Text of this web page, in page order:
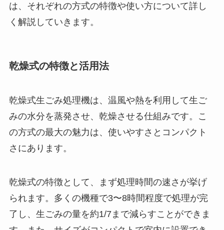
は、それぞれの方式の特徴や使い方について詳し
く解説していきます。
乾燥式の特徴と活用法
乾燥式生ごみ処理機は、温風や熱を利用して生ご
みの水分を蒸発させ、乾燥させる仕組みです。こ
の方式の最大の魅力は、使いやすさとコンパクト
さにあります。
乾燥式の特徴として、まず処理時間の速さが挙げ
られます。多くの機種で3〜8時間程度で処理が完
了し、生ごみの量を約1/7まで減らすことができま